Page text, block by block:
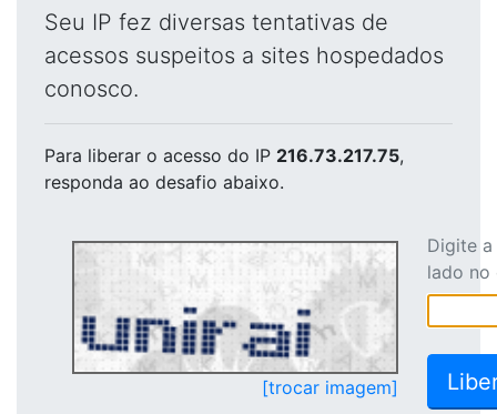
Seu IP fez diversas tentativas de
acessos suspeitos a sites hospedados
conosco.
Para liberar o acesso do IP 216.73.217.75,
responda ao desafio abaixo.
[trocar imagem]
Digite
lado no